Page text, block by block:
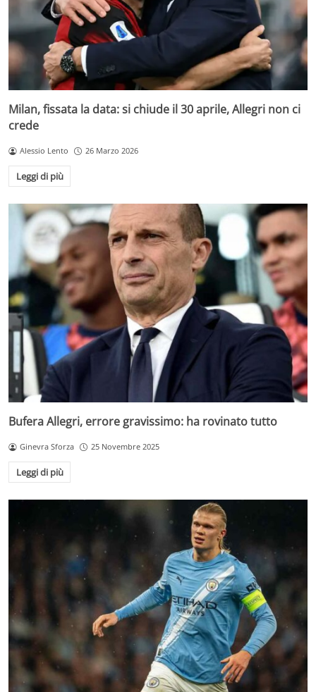
Milan, fissata la data: si chiude il 30 aprile, Allegri non ci
crede
Alessio Lento 26 Marzo 2026
Leggi di più
Bufera Allegri, errore gravissimo: ha rovinato tutto
Ginevra Sforza 25 Novembre 2025
Leggi di più